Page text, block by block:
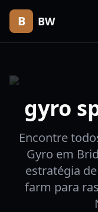
B BW
gyro
Encontre
Gyro em
estratégia
farm para